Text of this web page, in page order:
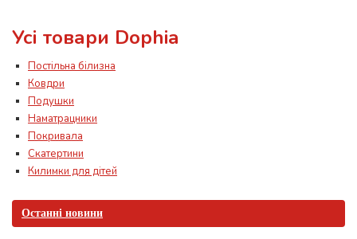
Останні новини
Усі товари Dophia
Постільна білизна
Ковдри
Подушки
Наматрацники
Покривала
Скатертини
Килимки для дітей